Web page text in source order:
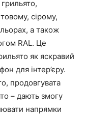
сірому,
а також
RAL. Це
як яскравий
для інтер’єру.
продовгувата
– дають змогу
напрямки